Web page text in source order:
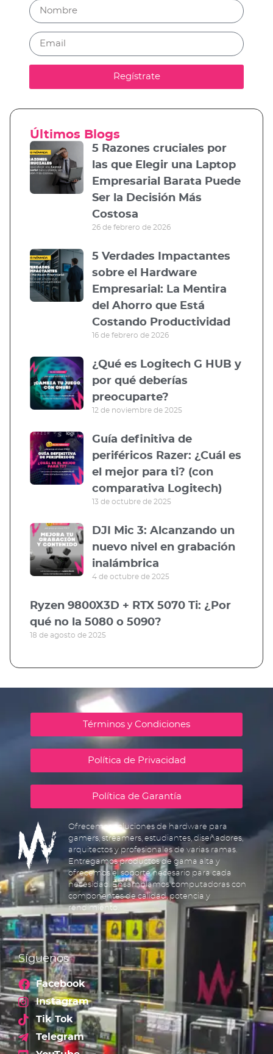
Regístrate
Últimos Blogs
5 Razones cruciales por
las que Elegir una Laptop
Empresarial Barata Puede
Ser la Decisión Más
Costosa
26 de febrero de 2026
5 Verdades Impactantes
sobre el Hardware
Empresarial: La Mentira
del Ahorro que Está
Costando Productividad
16 de febrero de 2026
¿Qué es Logitech G HUB y
por qué deberías
preocuparte?
12 de noviembre de 2025
Guía definitiva de
periféricos Razer: ¿Cuál es
el mejor para ti? (con
comparativa Logitech)
13 de octubre de 2025
DJI Mic 3: Alcanzando un
nuevo nivel en grabación
inalámbrica
4 de octubre de 2025
Ryzen 9800X3D + RTX 5070 Ti: ¿Por
qué no la 5080 o 5090?
18 de agosto de 2025
Términos y Condiciones
Política de Privacidad
Política de Garantía
Ofrecemos soluciones de hardware para
gamers, streamers, estudiantes, diseñadores,
arquitectos y profesionales de varias ramas.
Entregamos productos de gama alta y
ofrecemos el soporte necesario para cada
necesidad. Ensamblamos computadoras con
componentes de calidad, potencia y
rendimiento.
Síguenos
Facebook
Instagram
Tik Tok
Telegram